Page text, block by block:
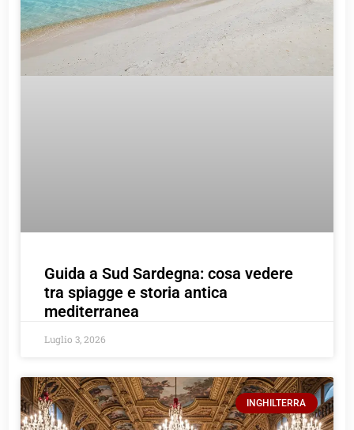
Guida a Sud Sardegna: cosa vedere
tra spiagge e storia antica
mediterranea
Luglio 3, 2026
INGHILTERRA